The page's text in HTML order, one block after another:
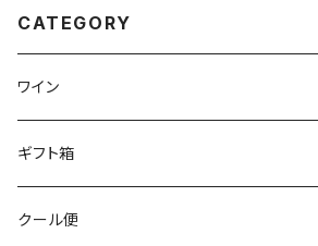
CATEGORY
ワイン
ギフト箱
クール便